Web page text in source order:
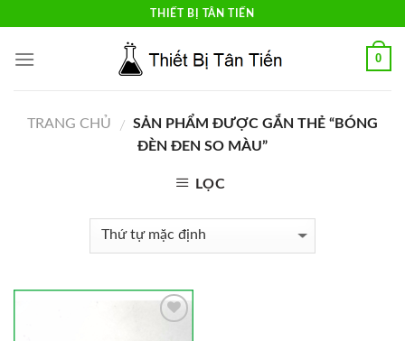
content
THIẾT BỊ TÂN TIẾN
0
TRANG CHỦ / SẢN PHẨM ĐƯỢC GẮN THẺ “BÓNG
ĐÈN ĐEN SO MÀU”
LỌC